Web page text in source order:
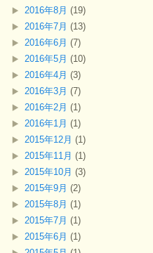
2016年8月 (19)
2016年7月 (13)
2016年6月 (7)
2016年5月 (10)
2016年4月 (3)
2016年3月 (7)
2016年2月 (1)
2016年1月 (1)
2015年12月 (1)
2015年11月 (1)
2015年10月 (3)
2015年9月 (2)
2015年8月 (1)
2015年7月 (1)
2015年6月 (1)